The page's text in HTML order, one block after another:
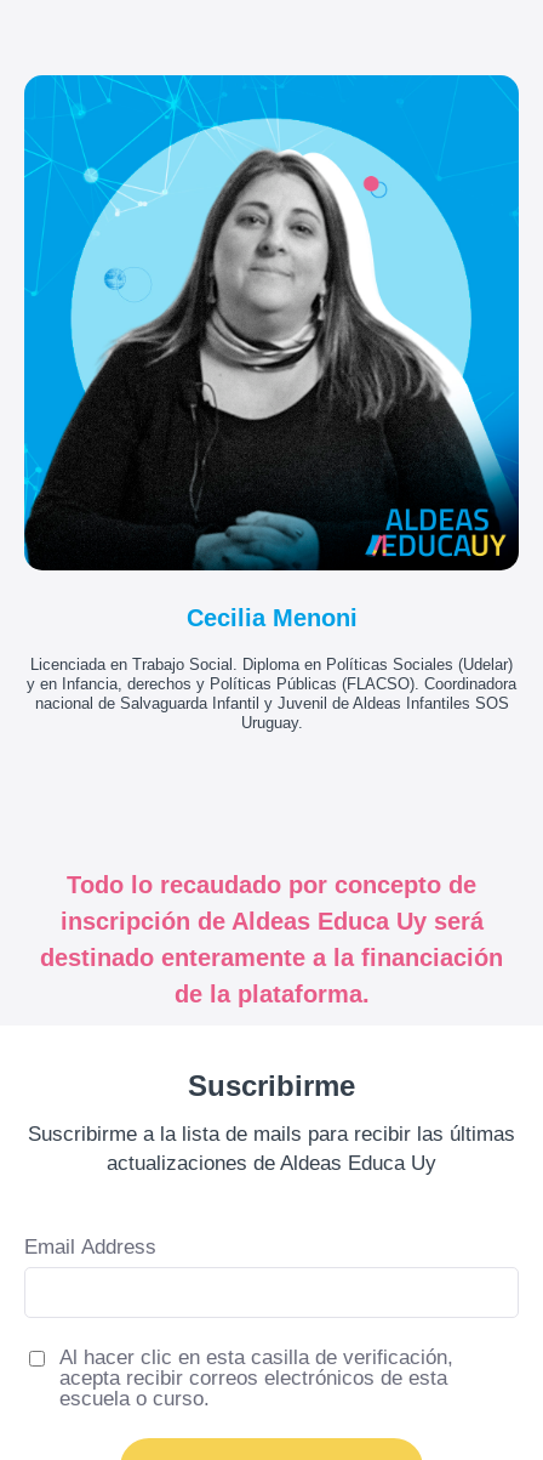
Cecilia Menoni
Licenciada en Trabajo Social. Diploma en Políticas Sociales (Udelar)
y en Infancia, derechos y Políticas Públicas (FLACSO). Coordinadora
nacional de Salvaguarda Infantil y Juvenil de Aldeas Infantiles SOS
Uruguay.
Todo lo recaudado por concepto de
inscripción de Aldeas Educa Uy será
destinado enteramente a la financiación
de la plataforma.
Suscribirme
Suscribirme a la lista de mails para recibir las últimas
actualizaciones de Aldeas Educa Uy
Email Address
Al hacer clic en esta casilla de verificación,
acepta recibir correos electrónicos de esta
escuela o curso.